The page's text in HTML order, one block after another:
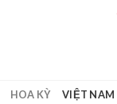
HOA KỲ VIỆT NAM